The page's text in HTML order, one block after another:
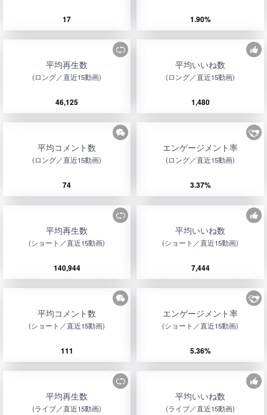
17 1.90%
平均再生数
(ロング／直近15動画)
46,125
平均いいね数
(ロング／直近15動画)
1,480
平均コメント数
(ロング／直近15動画)
74
エンゲージメント率
(ロング／直近15動画)
3.37%
平均再生数
(ショート／直近15動画)
140,944
平均いいね数
(ショート／直近15動画)
7,444
平均コメント数
(ショート／直近15動画)
111
エンゲージメント率
(ショート／直近15動画)
5.36%
平均再生数
(ライブ／直近15動画)
平均いいね数
(ライブ／直近15動画)